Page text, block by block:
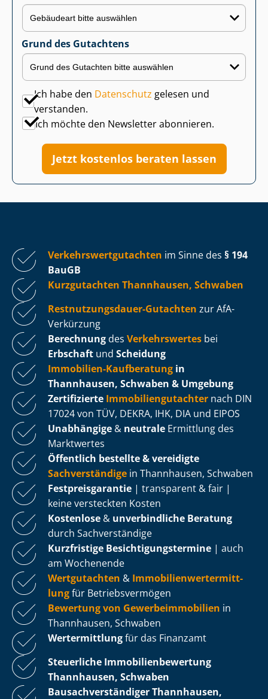
Grund des Gutachtens
Ich habe den Datenschutz gelesen und
verstanden.
Ich möchte den Newsletter abonnieren.
Jetzt kostenlos beraten lassen
Ver­kehrs­wert­gut­ach­ten im Sinne des § 194
BauGB
Kurzgutachten Thannhausen, Schwaben
Rest­nut­zungs­dau­er-Gutachten zur AfA-
Verkürzung
Berechnung des Verkehrswertes bei
Erbschaft und Scheidung
Immobilien-Kaufberatung in
Thannhausen, Schwaben & Umgebung
Zertifizierte Im­mo­bi­li­en­gut­ach­ter nach DIN
17024 von TÜV, DEKRA, IHK, DIA und EIPOS
Unabhängige & neutrale Ermittlung des
Marktwertes
Öffentlich bestellte & vereidigte
Sachverständige in Thannhausen, Schwaben
Fest­preis­ga­ran­tie | transparent & fair |
keine versteckten Kosten
Kostenlose & unverbindliche Beratung
durch Sachverständige
Kurzfristige Be­sich­ti­gungs­ter­mi­ne | auch
am Wochenende
Wertgutachten & Im­mo­bi­li­en­wert­ermitt­
lungfür Be­triebs­ver­mö­gen
Bewertung von Ge­wer­be­im­mo­bi­li­en in
Thannhausen, Schwaben
Wertermittlungfür das Finanzamt
Steuerliche Im­mo­bi­li­en­be­wer­tung
Thannhausen, Schwaben
Bau­sach­ver­stän­di­ger Thannhausen,